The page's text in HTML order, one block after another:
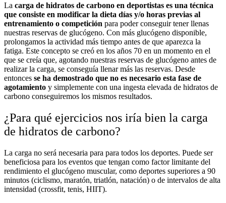
La carga de hidratos de carbono en deportistas es una técnica
que consiste en modificar la dieta días y/o horas previas al
entrenamiento o competición para poder conseguir tener llenas
nuestras reservas de glucógeno. Con más glucógeno disponible,
prolongamos la actividad más tiempo antes de que aparezca la
fatiga. Este concepto se creó en los años 70 en un momento en el
que se creía que, agotando nuestras reservas de glucógeno antes de
realizar la carga, se conseguía llenar más las reservas. Desde
entonces se ha demostrado que no es necesario esta fase de
agotamiento y simplemente con una ingesta elevada de hidratos de
carbono conseguiremos los mismos resultados.
¿Para qué ejercicios nos iría bien la carga
de hidratos de carbono?
La carga no será necesaria para para todos los deportes. Puede ser
beneficiosa para los eventos que tengan como factor limitante del
rendimiento el glucógeno muscular, como deportes superiores a 90
minutos (ciclismo, maratón, triatlón, natación) o de intervalos de alta
intensidad (crossfit, tenis, HIIT).